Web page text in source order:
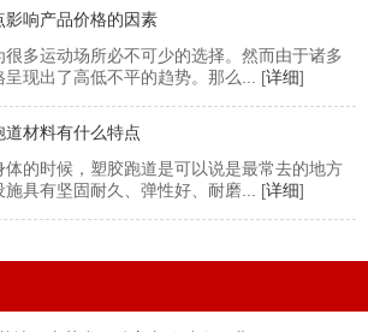
影响产品价格的因素
很多运动场所必不可少的选择。然而由于诸多
呈现出了高低不平的趋势。那么... [详细]
材料有什么特点
体的时候，塑胶跑道是可以说是最常去的地方
施具有坚固耐久、弹性好、耐磨... [详细]